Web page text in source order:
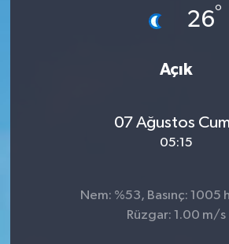
26°
Açık
07 Ağustos
05:15
Nem: %53, Basınç: 1005
Rüzgar: 1.00 m/s